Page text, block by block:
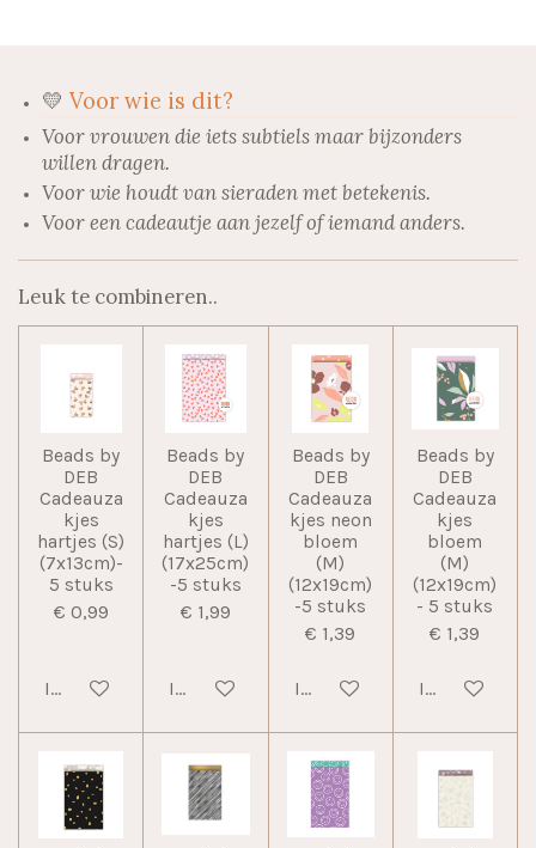
💛 Voor wie is dit?
Voor vrouwen die iets subtiels maar bijzonders
willen dragen.
Voor wie houdt van sieraden met betekenis.
Voor een cadeautje aan jezelf of iemand anders.
Leuk te combineren..
Beads by
DEB
Cadeauza
kjes
hartjes (S)
(7x13cm)-
5 stuks
€ 0,99
In winkelwagen
Beads by
DEB
Cadeauza
kjes
hartjes (L)
(17x25cm)
-5 stuks
€ 1,99
In winkelwagen
Beads by
DEB
Cadeauza
kjes neon
bloem
(M)
(12x19cm)
-5 stuks
€ 1,39
In winkelwagen
Beads by
DEB
Cadeauza
kjes
bloem
(M)
(12x19cm)
- 5 stuks
€ 1,39
In